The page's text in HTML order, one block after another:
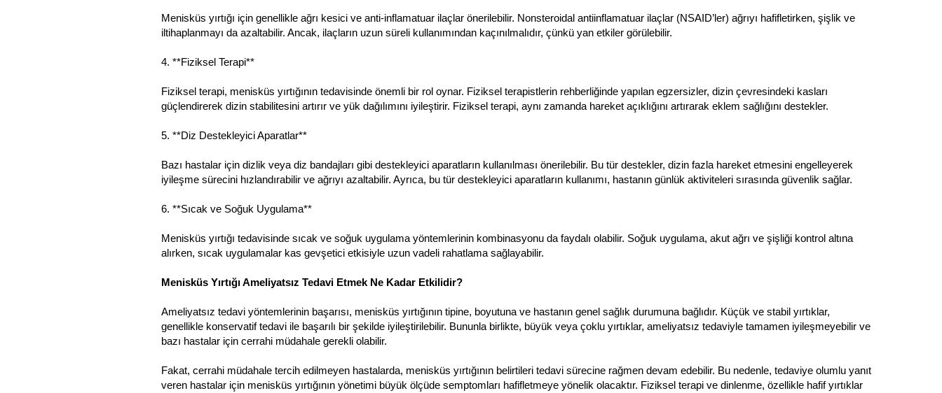
Menisküs yırtığı için genellikle ağrı kesici ve anti-inflamatuar ilaçlar önerilebilir. Nonsteroidal antiinflamatuar ilaçlar (NSAID’ler) ağrıyı hafifletirken, şişlik ve
iltihaplanmayı da azaltabilir. Ancak, ilaçların uzun süreli kullanımından kaçınılmalıdır, çünkü yan etkiler görülebilir.
4. **Fiziksel Terapi**
Fiziksel terapi, menisküs yırtığının tedavisinde önemli bir rol oynar. Fiziksel terapistlerin rehberliğinde yapılan egzersizler, dizin çevresindeki kasları
güçlendirerek dizin stabilitesini artırır ve yük dağılımını iyileştirir. Fiziksel terapi, aynı zamanda hareket açıklığını artırarak eklem sağlığını destekler.
5. **Diz Destekleyici Aparatlar**
Bazı hastalar için dizlik veya diz bandajları gibi destekleyici aparatların kullanılması önerilebilir. Bu tür destekler, dizin fazla hareket etmesini engelleyerek
iyileşme sürecini hızlandırabilir ve ağrıyı azaltabilir. Ayrıca, bu tür destekleyici aparatların kullanımı, hastanın günlük aktiviteleri sırasında güvenlik sağlar.
6. **Sıcak ve Soğuk Uygulama**
Menisküs yırtığı tedavisinde sıcak ve soğuk uygulama yöntemlerinin kombinasyonu da faydalı olabilir. Soğuk uygulama, akut ağrı ve şişliği kontrol altına
alırken, sıcak uygulamalar kas gevşetici etkisiyle uzun vadeli rahatlama sağlayabilir.
Menisküs Yırtığı Ameliyatsız Tedavi Etmek Ne Kadar Etkilidir?
Ameliyatsız tedavi yöntemlerinin başarısı, menisküs yırtığının tipine, boyutuna ve hastanın genel sağlık durumuna bağlıdır. Küçük ve stabil yırtıklar,
genellikle konservatif tedavi ile başarılı bir şekilde iyileştirilebilir. Bununla birlikte, büyük veya çoklu yırtıklar, ameliyatsız tedaviyle tamamen iyileşmeyebilir ve
bazı hastalar için cerrahi müdahale gerekli olabilir.
Fakat, cerrahi müdahale tercih edilmeyen hastalarda, menisküs yırtığının belirtileri tedavi sürecine rağmen devam edebilir. Bu nedenle, tedaviye olumlu yanıt
veren hastalar için menisküs yırtığının yönetimi büyük ölçüde semptomları hafifletmeye yönelik olacaktır. Fiziksel terapi ve dinlenme, özellikle hafif yırtıklar